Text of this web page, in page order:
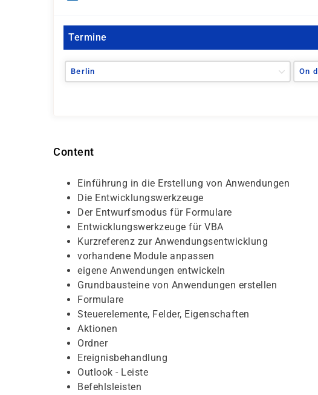
Termine
Berlin On
Content
Einführung in die Erstellung von Anwendungen
Die Entwicklungswerkzeuge
Der Entwurfsmodus für Formulare
Entwicklungswerkzeuge für VBA
Kurzreferenz zur Anwendungsentwicklung
vorhandene Module anpassen
eigene Anwendungen entwickeln
Grundbausteine von Anwendungen erstellen
Formulare
Steuerelemente, Felder, Eigenschaften
Aktionen
Ordner
Ereignisbehandlung
Outlook - Leiste
Befehlsleisten